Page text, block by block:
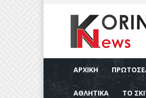
ΑΡΧΙΚΉ
ΑΘΛΗΤΙΚΆ ΤΟ